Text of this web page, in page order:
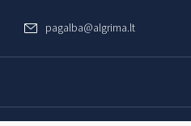
pagalba@algrima.lt